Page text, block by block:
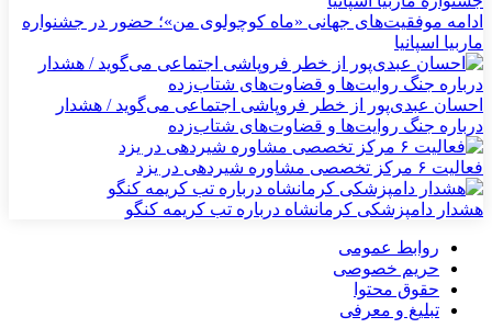
ادامه موفقیت‌های جهانی «ماه کوچولوی من»؛ حضور در جشنواره
ماربیا اسپانیا
احسان عبدی‌پور از خطر فروپاشی اجتماعی می‌گوید / هشدار
درباره جنگ روایت‌ها و قضاوت‌های شتاب‌زده
فعالیت ۶ مرکز تخصصی مشاوره شیردهی در یزد
هشدار دامپزشکی کرمانشاه درباره تب کریمه کنگو
روابط عمومی
حریم خصوصی
حقوق محتوا
تبلیغ و معرفی